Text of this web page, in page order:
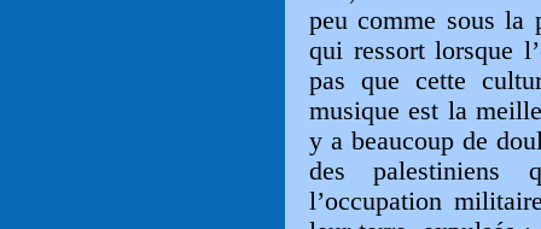
peu comme sous la
qui ressort lorsque
pas que cette
musique est la
y a beaucoup de
des palestiniens
l’occupation